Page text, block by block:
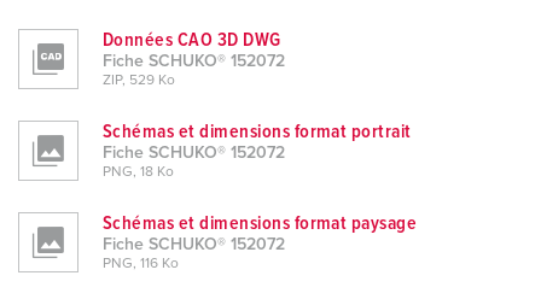
Données CAO 3D DWG
Fiche SCHUKO® 152072
ZIP, 529 Ko
Schémas et dimensions format portrait
Fiche SCHUKO® 152072
PNG, 18 Ko
Schémas et dimensions format paysage
Fiche SCHUKO® 152072
PNG, 116 Ko